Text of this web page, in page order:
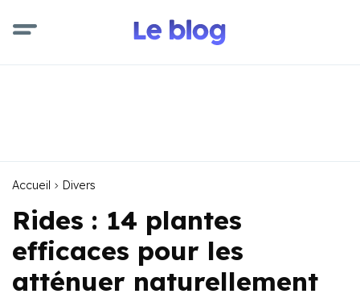
Accueil Divers
Rides : 14 plantes
efficaces pour les
atténuer naturellement